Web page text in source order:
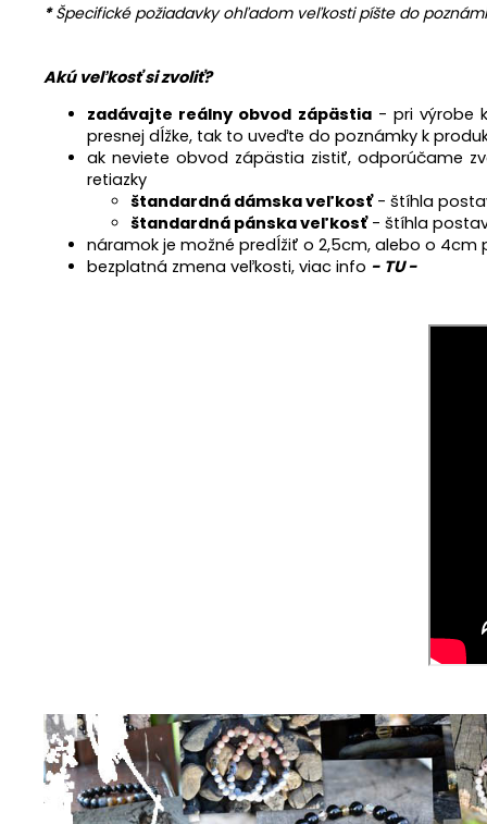
*Špecifické požiadavky ohľadom veľkosti píšte do
Akú veľkosť si zvoliť?
zadávajte reálny obvod zápästia- pri výrobe
presnej dĺžke, tak to uveďte do poznámky k
ak neviete obvod zápästia zistiť, odporúčame
retiazky
štandardná dámska veľkosť- štíhla
štandardná pánska veľkosť- štíhla
náramok je možné predĺžiť o 2,5cm, alebo o
bezplatná zmena veľkosti, viac info - TU -